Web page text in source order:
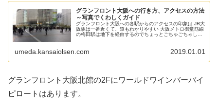
グランフロント大阪への行き方、アクセスの方法
～写真でくわしくガイド
グランフロント大阪への各駅からのアクセスの印象は JR大
阪駅は一番近くて、道もわかりやすい 大阪メトロ御堂筋線
の梅田駅は地下を経由するのでちょっとごちゃごちゃした
umeda.kansaiolsen.com 2019.01.01
グランフロント大阪北館の2Fにワールドワインバーバイ
ピロートはあります。